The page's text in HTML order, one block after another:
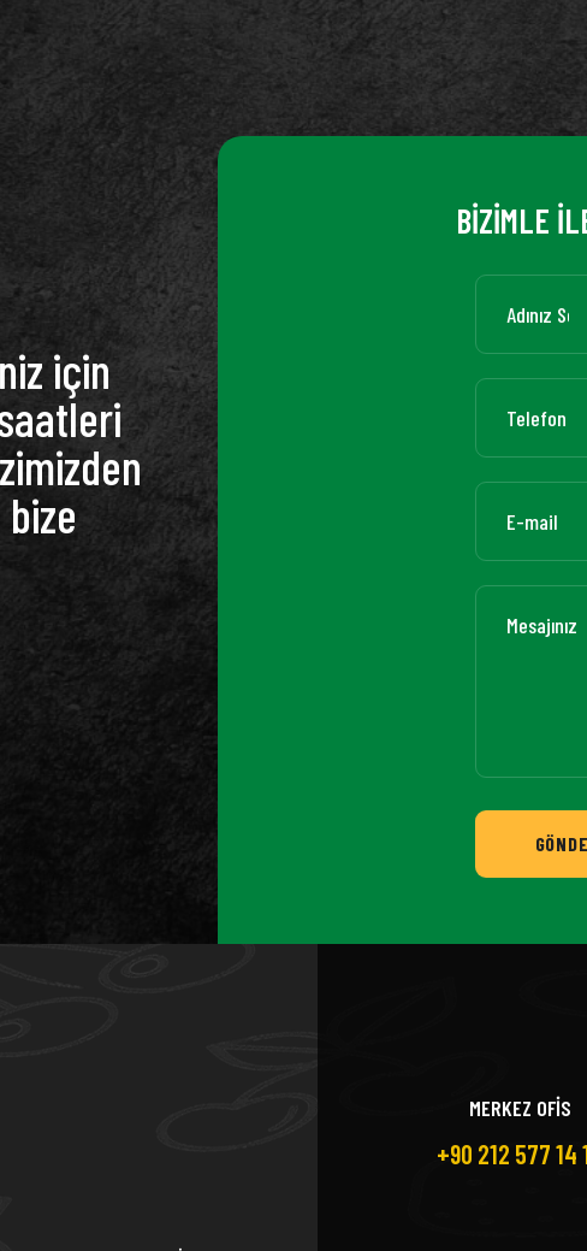
için
BİZİMLE
MERKEZ OFİS
+90 212 577 14